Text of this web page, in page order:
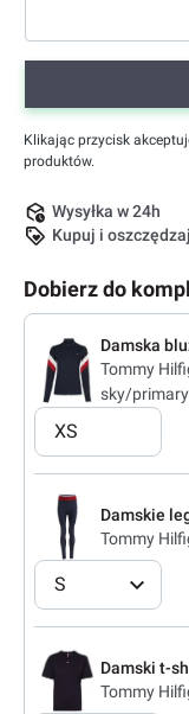
Klikając przycisk
produktów.
Wysyłka w 24h
Kupuj i
Dobierz do
Damska
Tommy
sky/
XS
Damskie
Tommy
S
Damski t-
Tommy